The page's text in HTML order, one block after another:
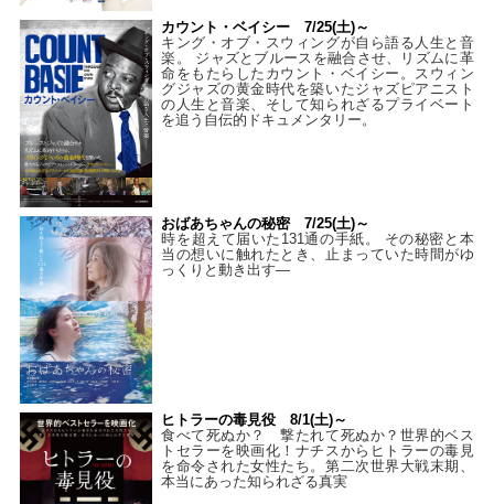
カウント・ベイシー 7/25(土)～
キング・オブ・スウィングが自ら語る人生と音
楽。 ジャズとブルースを融合させ、リズムに革
命をもたらしたカウント・ベイシー。スウィン
グジャズの黄金時代を築いたジャズピアニスト
の人生と音楽、そして知られざるプライベート
を追う自伝的ドキュメンタリー。
おばあちゃんの秘密 7/25(土)～
時を超えて届いた131通の手紙。 その秘密と本
当の想いに触れたとき、止まっていた時間がゆ
っくりと動き出す―
ヒトラーの毒見役 8/1(土)～
食べて死ぬか？ 撃たれて死ぬか？世界的ベス
トセラーを映画化！ナチスからヒトラーの毒見
を命令された女性たち。第二次世界大戦末期、
本当にあった知られざる真実